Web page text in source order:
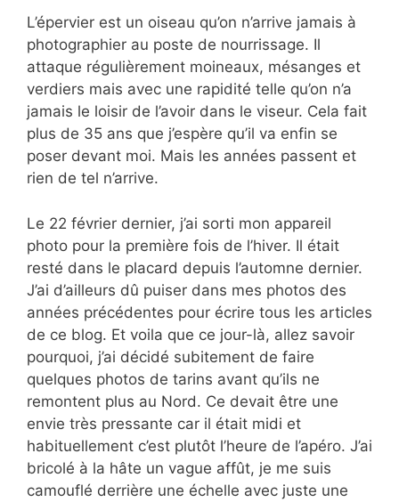
L’épervier est un oiseau qu’on n’arrive jamais à
photographier au poste de nourrissage. Il
attaque régulièrement moineaux, mésanges et
verdiers mais avec une rapidité telle qu’on n’a
jamais le loisir de l’avoir dans le viseur. Cela fait
plus de 35 ans que j’espère qu’il va enfin se
poser devant moi. Mais les années passent et
rien de tel n’arrive.
Le 22 février dernier, j’ai sorti mon appareil
photo pour la première fois de l’hiver. Il était
resté dans le placard depuis l’automne dernier.
J’ai d’ailleurs dû puiser dans mes photos des
années précédentes pour écrire tous les articles
de ce blog. Et voila que ce jour-là, allez savoir
pourquoi, j’ai décidé subitement de faire
quelques photos de tarins avant qu’ils ne
remontent plus au Nord. Ce devait être une
envie très pressante car il était midi et
habituellement c’est plutôt l’heure de l’apéro. J’ai
bricolé à la hâte un vague affût, je me suis
camouflé derrière une échelle avec juste une